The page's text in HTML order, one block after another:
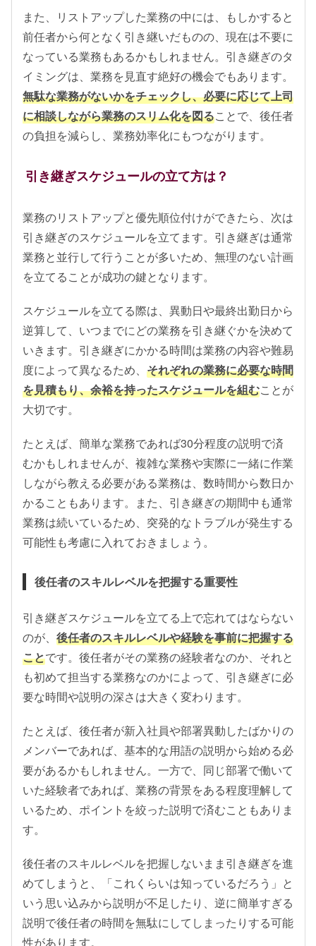
また、リストアップした業務の中には、もしかすると
前任者から何となく引き継いだものの、現在は不要に
なっている業務もあるかもしれません。引き継ぎのタ
イミングは、業務を見直す絶好の機会でもあります。
無駄な業務がないかをチェックし、必要に応じて上司
に相談しながら業務のスリム化を図ることで、後任者
の負担を減らし、業務効率化にもつながります。
引き継ぎスケジュールの立て方は？
業務のリストアップと優先順位付けができたら、次は
引き継ぎのスケジュールを立てます。引き継ぎは通常
業務と並行して行うことが多いため、無理のない計画
を立てることが成功の鍵となります。
スケジュールを立てる際は、異動日や最終出勤日から
逆算して、いつまでにどの業務を引き継ぐかを決めて
いきます。引き継ぎにかかる時間は業務の内容や難易
度によって異なるため、 それぞれの業務に必要な時間
を見積もり、余裕を持ったスケジュールを組むことが
大切です。
たとえば、簡単な業務であれば30分程度の説明で済
むかもしれませんが、複雑な業務や実際に一緒に作業
しながら教える必要がある業務は、数時間から数日か
かることもあります。また、引き継ぎの期間中も通常
業務は続いているため、突発的なトラブルが発生する
可能性も考慮に入れておきましょう。
後任者のスキルレベルを把握する重要性
引き継ぎスケジュールを立てる上で忘れてはならない
のが、 後任者のスキルレベルや経験を事前に把握する
ことです。後任者がその業務の経験者なのか、それと
も初めて担当する業務なのかによって、引き継ぎに必
要な時間や説明の深さは大きく変わります。
たとえば、後任者が新入社員や部署異動したばかりの
メンバーであれば、基本的な用語の説明から始める必
要があるかもしれません。一方で、同じ部署で働いて
いた経験者であれば、業務の背景をある程度理解して
いるため、ポイントを絞った説明で済むこともありま
す。
後任者のスキルレベルを把握しないまま引き継ぎを進
めてしまうと、「これくらいは知っているだろう」と
いう思い込みから説明が不足したり、逆に簡単すぎる
説明で後任者の時間を無駄にしてしまったりする可能
性があります。